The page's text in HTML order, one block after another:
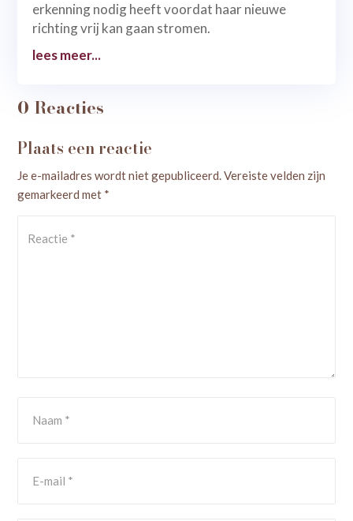
erkenning nodig heeft voordat haar nieuwe
richting vrij kan gaan stromen.
lees meer...
0 Reacties
Plaats een reactie
Je e-mailadres wordt niet gepubliceerd.Vereiste velden zijn
gemarkeerd met *